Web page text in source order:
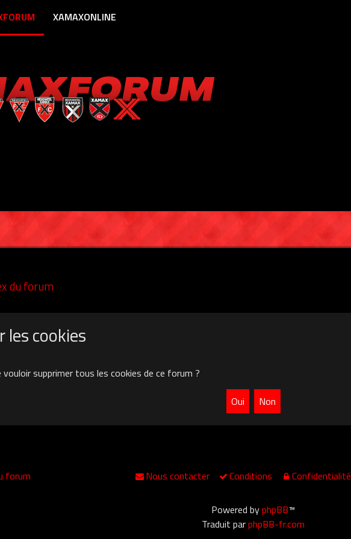
XAMAXONLINE
du forum
les cookies
supprimer tous les cookies de ce forum ?
forum Confidentialité
Conditions
Nous contacter
Powered byphpBB™
Traduit parphpBB-fr.com